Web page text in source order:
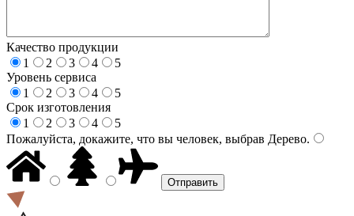
Качество продукции
1
2 3 4
5
Уровень сервиса
1
2 3 4
5
Срок изготовления
1
2 3 4
5
Пожалуйста, докажите, что вы человек, выбрав Дерево.